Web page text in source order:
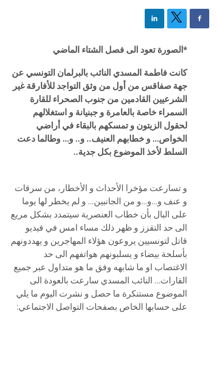
*الصورة تعود الى فصل الشتاء الماضي
كانت فاطمة المسدي النائب بالبرلمان التونسي عن
جهة صفاقس من أول من وثق التواجد للأفارقة غير
الشرعيين القادمين من جنوب الصحراء للقارة
السمراء خاصة بالعامرة و جبنيانة و استغلالهم
لحقول الزيتون و تمسكهم بالبقاء في أراضي
الخواص… و خطابهم العنيف.. و.. و… وطالما دعت
السلط لأخذ الموضوع بكل جدية..
و تسارعت مؤخرا الأحداث و الأخطار، من سرقات
و عنف و…و…و من الجانبين… و لم يخطر لها يوما
على البال بأن خطاب العنصرية سيتمدد بشكل مريع
الى حد التقزز و ظهر ذلك مساء امس في فيديو
قاتل لتونسيين يروعون هؤلاء المهاجرين و يهددونهم
بأسلحة بيضاء و يسلبونهم هواتفهم الى حد
الاغتصاب او ما شابهه وفق ما هو متداول عبر جميع
القارات… النائب المسدي سارعت بالعودة الى
الموضوع مستنكرة ما حصل و نشرت اليوم ما يلي
على حسابها الخاص بصفحات التواصل الاجتماعي: